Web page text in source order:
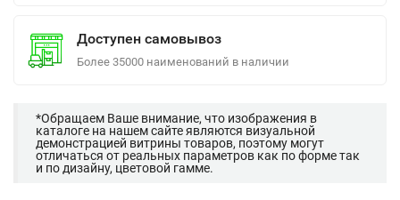
Доступен самовывоз
Более 35000 наименований в наличии
*Обращаем Ваше внимание, что изображения в
каталоге на нашем сайте являются визуальной
демонстрацией витрины товаров, поэтому могут
отличаться от реальных параметров как по форме так
и по дизайну, цветовой гамме.